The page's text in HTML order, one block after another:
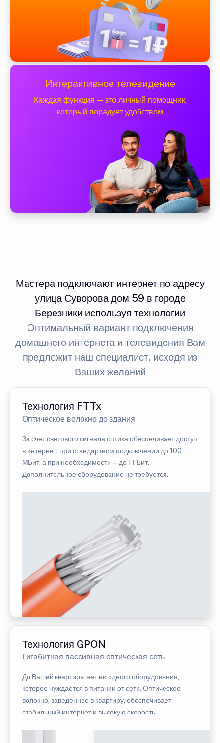
Интерактивное телевидение
Каждая функция — это личный помощник,
который порадует удобством
Мастера подключают интернет по адресу
улица Суворова дом 59 в городе
Березники используя технологии
Оптимальный вариант подключения
домашнего интернета и телевидения Вам
предложит наш специалист, исходя из
Ваших желаний
Технология FTTx
Оптическое волокно до здания
За счет светового сигнала оптика обеспечивает доступ
в интернет: при стандартном подключении до 100
МБит, а при необходимости — до 1 ГБит.
Дополнительное оборудование не требуется.
Технология GPON
Гигабитная пассивная оптическая сеть
До Вашей квартиры нет ни одного оборудования,
которое нуждается в питании от сети. Оптическое
волокно, заведенное в квартиру, обеспечивает
стабильный интернет и высокую скорость.